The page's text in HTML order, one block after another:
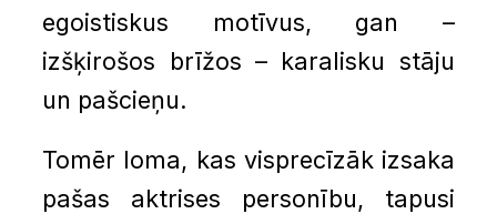
egoistiskus motīvus, gan –
izšķirošos brīžos – karalisku stāju
un pašcieņu.
Tomēr loma, kas visprecīzāk izsaka
pašas aktrises personību, tapusi